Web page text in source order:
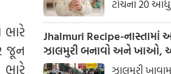
ભારે
જૂન
ટોચના 20
બાળક
તપાસો, અર્થો
બાળકને એક
Jhalmuri Recipe-નાસ્તામાં
ઝાલમુરી બનાવો અને ખાઓ,
મસાલેદાર અને સ્વાદિષ્ટ છે.
ઝાલમુરી